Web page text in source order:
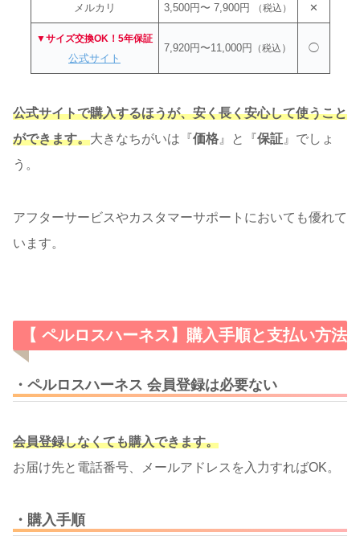
メルカリ 3,500円〜 7,900円 （税込） ✕
▼サイズ交換OK！5年保証
公式サイト
7,920円〜11,000円 （税込 ） ◯
公式サイトで購入するほうが、安く長く安心して使うこと
ができます。大きなちがいは『価格 』と『保証 』でしょ
う。
アフターサービスやカスタマーサポートにおいても優れて
います。
【 ペルロスハーネス】購入手順と支払い方法
・ペルロスハーネス 会員登録は必要ない
会員登録しなくても購入できます。
お届け先と電話番号、メールアドレスを入力すればOK。
・購入手順